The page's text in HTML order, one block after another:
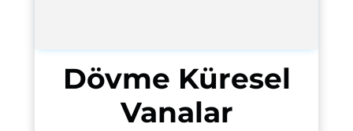
Dövme Küresel
Vanalar